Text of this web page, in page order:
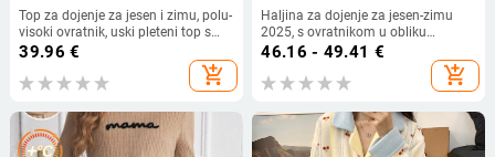
Top za dojenje za jesen i zimu, polu-
visoki ovratnik, uski pleteni top s
otvorom za dojenje
39.96 €
add_shopping_cart
Haljina za dojenje za jesen-zimu
2025, s ovratnikom u obliku
lotosovog lista, dugi rukavi, pleteni
materijal, panelni uzorak, srednje
duljine A-linijske siluete, otvor za
46.16 - 49.41 €
add_shopping_cart